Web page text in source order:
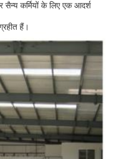
सैन्य कर्मियों के लिए एक आदर्श
हैं।